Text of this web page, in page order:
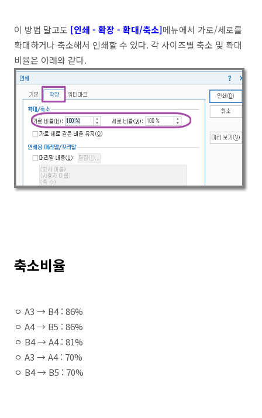
이 방법 말고도 [인쇄 - 확장 - 확대/축소]메뉴에서 가로/세로를
확대하거나 축소해서 인쇄할 수 있다. 각 사이즈별 축소 및 확대
비율은 아래와 같다.
축소비율
ㅇ A3 → B4 : 86%
ㅇ A4 → B5 : 86%
ㅇ B4 → A4 : 81%
ㅇ A3 → A4 : 70%
ㅇ B4 → B5 : 70%